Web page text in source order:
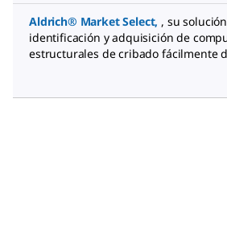
Aldrich® Market Select, , su
identificación y adquisición de
estructurales de cribado fácilmente